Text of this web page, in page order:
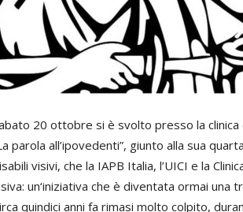
20 ottobre si è svolto presso la clinica
parola all’ipovedenti”, giunto alla sua
visivi, che la IAPB Italia, l’UICI e la
un‘iniziativa che è diventata ormai
quindici anni fa rimasi molto colpito,